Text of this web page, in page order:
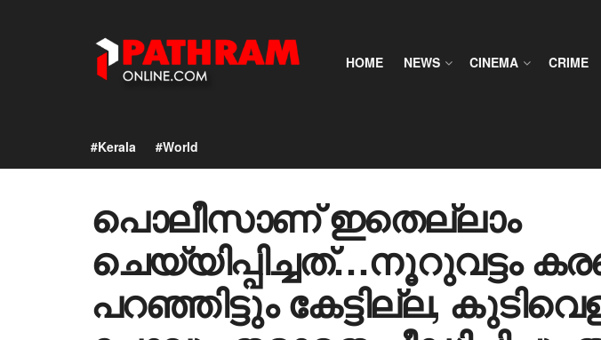
HOME NEWS CINEMA CRIME
#Kerala #World
പൊലീസാണ് ഇതെല്ലാം
ചെയ്യിപ്പിച്ചത്…നൂറുവട്ടം
പറഞ്ഞിട്ടും കേട്ടില്ല,